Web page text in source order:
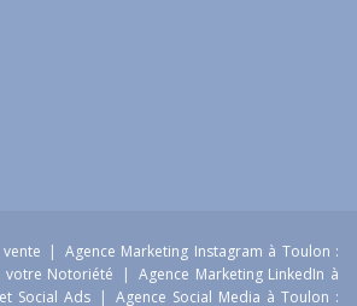
| Agence Marketing Instagram à Toulon :
votre Notoriété
| Agence Marketing LinkedIn à
Social Ads | Agence Social Media à Toulon :